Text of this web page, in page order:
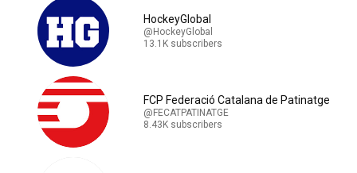
HockeyGlobal
@HockeyGlobal
13.1K subscribers
FCP Federació Catalana de Patinatge
@FECATPATINATGE
8.43K subscribers